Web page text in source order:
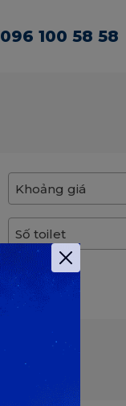
096 100 58 58
Khoảng giá
Số toilet